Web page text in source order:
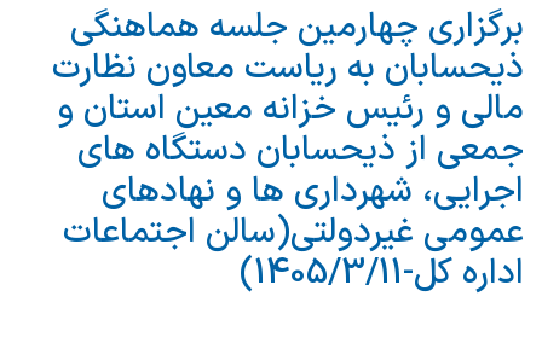
برگزاری چهارمین جلسه هماهنگی
ذیحسابان به ریاست معاون نظارت
مالی و رئیس خزانه معین استان و
جمعی از ذیحسابان دستگاه های
اجرایی، شهرداری ها و نهادهای
عمومی غیردولتی(سالن اجتماعات
اداره کل-1405/3/11)